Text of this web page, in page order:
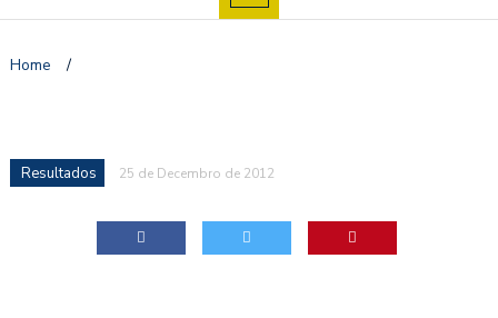
Home /
Resultados 25 de Decembro de 2012